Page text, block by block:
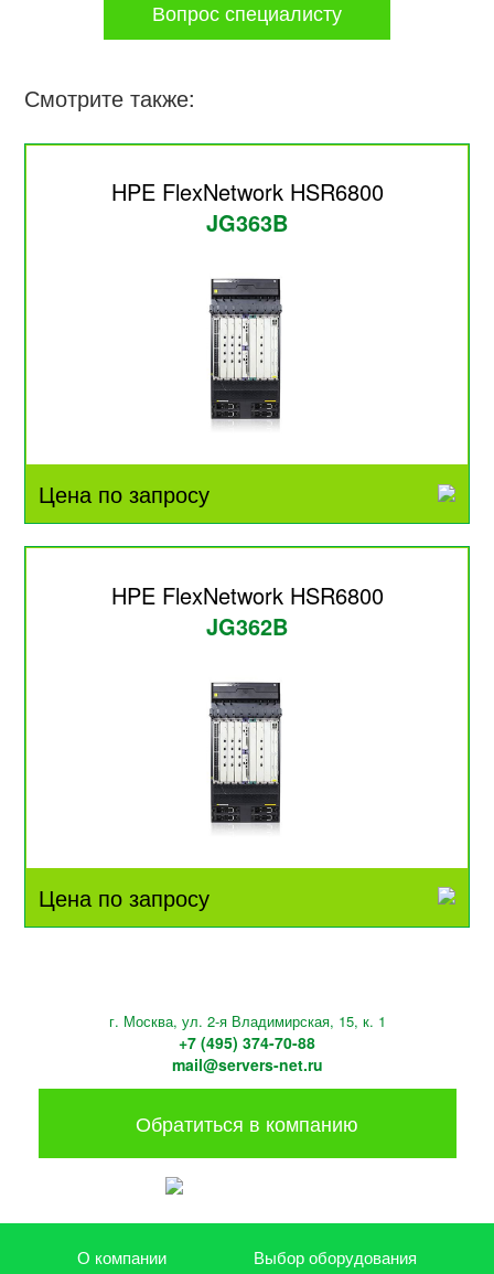
Вопрос специалисту
Смотрите также:
HPE FlexNetwork HSR6800
JG363B
Цена по запросу
HPE FlexNetwork HSR6800
JG362B
Цена по запросу
г. Москва, ул. 2-я Владимирская, 15, к. 1
+7 (495) 374-70-88
mail@servers-net.ru
Обратиться в компанию
О компании
Выбор оборудования